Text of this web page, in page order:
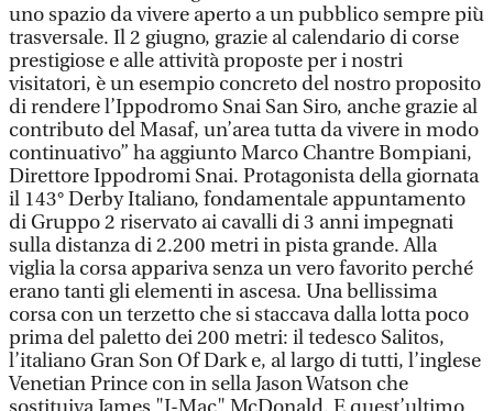
uno spazio da vivere aperto a un pubblico sempre più
trasversale. Il 2 giugno, grazie al calendario di corse
prestigiose e alle attività proposte per i nostri
visitatori, è un esempio concreto del nostro proposito
di rendere l’Ippodromo Snai San Siro, anche grazie al
contributo del Masaf, un’area tutta da vivere in modo
continuativo” ha aggiunto Marco Chantre Bompiani,
Direttore Ippodromi Snai. Protagonista della giornata
il 143° Derby Italiano, fondamentale appuntamento
di Gruppo 2 riservato ai cavalli di 3 anni impegnati
sulla distanza di 2.200 metri in pista grande. Alla
viglia la corsa appariva senza un vero favorito perché
erano tanti gli elementi in ascesa. Una bellissima
corsa con un terzetto che si staccava dalla lotta poco
prima del paletto dei 200 metri: il tedesco Salitos,
l’italiano Gran Son Of Dark e, al largo di tutti, l’inglese
Venetian Prince con in sella Jason Watson che